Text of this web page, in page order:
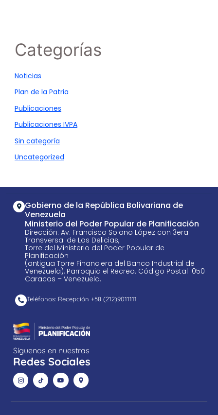
Categorías
Noticias
Plan de la Patria
Publicaciones
Publicaciones IVPA
Sin categoría
Uncategorized
Gobierno de la República Bolivariana de
Venezuela
Ministerio del Poder Popular de Planificación
Dirección: Av. Francisco Solano López con 3era
Transversal de Las Delicias,
Torre del Ministerio del Poder Popular de
Planificación
(antigua Torre Financiera del Banco Industrial de
Venezuela), Parroquia el Recreo. Código Postal 1050
Caracas – Venezuela.
Teléfonos: Recepción +58 ​(212)9011111
Síguenos en nuestras
Redes Sociales